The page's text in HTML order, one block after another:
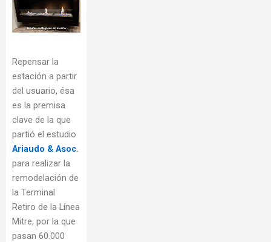
Repensar la
estación a partir
del usuario, ésa
es la premisa
clave de la que
partió el estudio
Ariaudo & Asoc.
para realizar la
remodelación de
la Terminal
Retiro de la Línea
Mitre, por la que
pasan 60.000